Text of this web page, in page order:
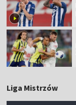
Liga Mistrzów